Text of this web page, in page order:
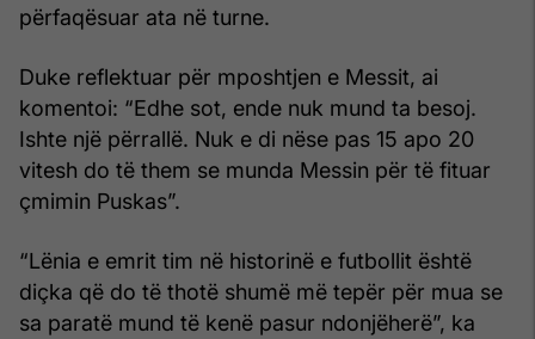
përfaqësuar ata në turne.
Duke reflektuar për mposhtjen e Messit, ai
komentoi: “Edhe sot, ende nuk mund ta besoj.
Ishte një përrallë. Nuk e di nëse pas 15 apo 20
vitesh do të them se munda Messin për të fituar
çmimin Puskas”.
“Lënia e emrit tim në historinë e futbollit është
diçka që do të thotë shumë më tepër për mua se
sa paratë mund të kenë pasur ndonjëherë”, ka